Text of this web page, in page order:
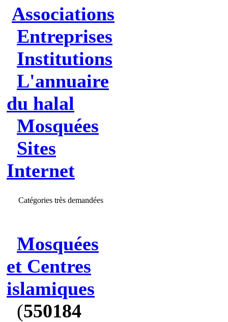
Associations
Entreprises
Institutions
L'annuaire
du halal
Mosquées
Sites
Internet
Catégories très demandées
Mosquées
et Centres
islamiques
(550184